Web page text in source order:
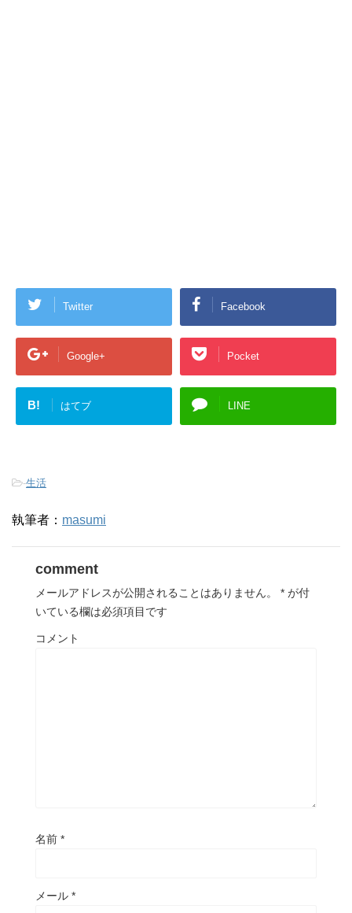
Twitter Facebook
Google+ Pocket
B! はてブ LINE
-生活
執筆者： masumi
comment
メールアドレスが公開されることはありません。 * が付
いている欄は必須項目です
コメント
名前 *
メール *